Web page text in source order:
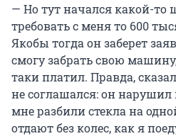
— Но тут начался какой-
требовать с меня то 600
Якобы тогда он заберет
смогу забрать свою
таки платил. Правда,
не соглашался: он нарушил
мне разбили стекла на
отдают без колес, как я